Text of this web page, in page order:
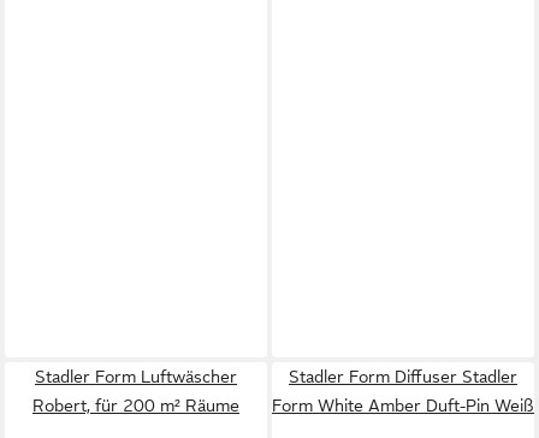
Stadler Form Luftwäscher
Robert, für 200 m² Räume
Stadler Form Diffuser Stadler
Form White Amber Duft-Pin Weiß